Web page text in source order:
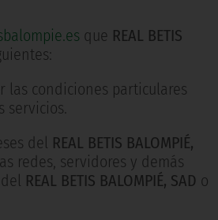
que REAL BETIS
las condiciones particulares
servicios.
del REAL BETIS BALOMPIÉ,
redes, servidores y demás
REAL BETIS BALOMPIÉ, SAD o